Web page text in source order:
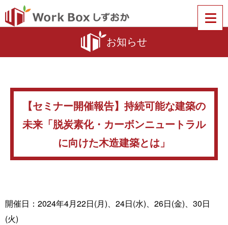
お知らせ
【セミナー開催報告】持続可能な建築の
未来「脱炭素化・カーボンニュートラル
に向けた木造建築とは」
開催日：2024年4月22日(月)、24日(水)、26日(金)、30日
(火)